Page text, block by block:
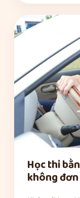
Học thi
không